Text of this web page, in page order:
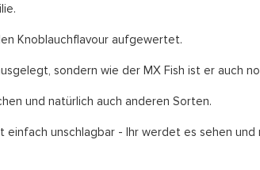
Knoblauchflavour aufgewertet.
sondern wie der MX Fish ist er auch
und natürlich auch anderen Sorten.
einfach unschlagbar - Ihr werdet es sehen und